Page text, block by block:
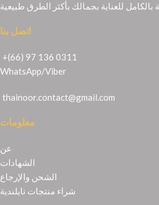
اتصل بنا
+(66) 97 136 0311
WhatsApp/Viber
thainoor.contact@gmail.com
معلومات
عن
الشهادات
الشحن والإرجاع
شراء منتجات تايلندية